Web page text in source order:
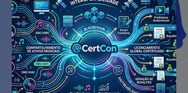
estrutural sem precedentes na indústria
fonográfica mundial. Em um
movimento articulado, uma coalizão
formada pelas três major labels (Sony
Music, Universal Music Group e Warner
Music Group) e importantes gravadoras